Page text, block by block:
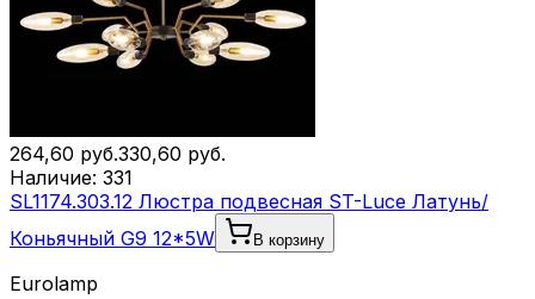
264,60 руб.330,60 руб.
Наличие: 331
SL1174.303.12 Люстра подвесная ST-Luce Латунь/
Коньячный G9 12*5W
В корзину
Eurolamp